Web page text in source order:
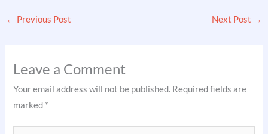
← Previous Post Next Post →
Leave a Comment
Your email address will not be published. Required fields are
marked *